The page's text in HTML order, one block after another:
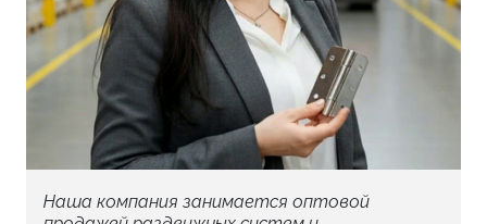
Наша компания занимается оптовой